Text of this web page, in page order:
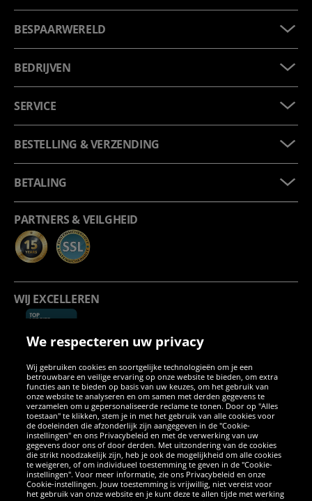
BESPAARWERELD
BEDRIJVEN
SERVICE
BESTELLING & VERZENDING
BETALING
PARTNERS & VEILGHEID
WIJ EXCELLEREN
SOCIALE MEDIA
FacebookInstagram
WhatsApp
TikTokTwitterYouTube
APPS
We respecteren uw privacy
Wij gebruiken cookies en soortgelijke technologieën om je een
betrouwbare en veilige ervaring op onze website te bieden, om extra
functies aan te bieden op basis van uw keuzes, om het gebruik van
onze website te analyseren en om samen met derden gegevens te
verzamelen om u gepersonaliseerde reclame te tonen. Door op "Alles
toestaan" te klikken, stem je in met het gebruik van alle cookies voor
de doeleinden die afzonderlijk zijn aangegeven in de "Cookie-
instellingen" en ons Privacybeleid en met de verwerking van uw
gegevens door ons of door derden. Met uitzondering van de cookies
die strikt noodzakelijk zijn, heb je ook de mogelijkheid om alle cookies
te weigeren, of om individueel toestemming te geven in de "Cookie-
instellingen". Voor meer informatie, zie ons Privacybeleid en onze
Cookie-instellingen. Jouw toestemming is vrijwillig, niet vereist voor
het gebruik van onze website en je kunt deze te allen tijde met werking